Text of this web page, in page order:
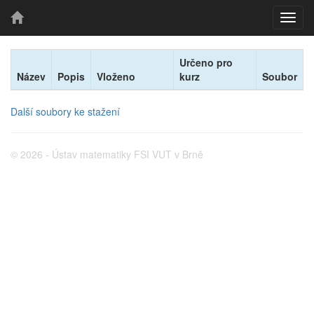
Název Popis Vloženo
Určeno pro
kurz
Soubor
Další soubory ke stažení
© 2026 - Ústav matematiky FSI VUT v Brně